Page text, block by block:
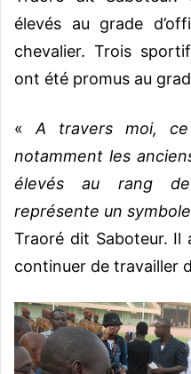
élevés au grade
chevalier. Trois
ont été promus au
« A travers moi,
notamment les
élevés au rang
représente un symbole
Traoré dit Saboteur. Il
continuer de travailler